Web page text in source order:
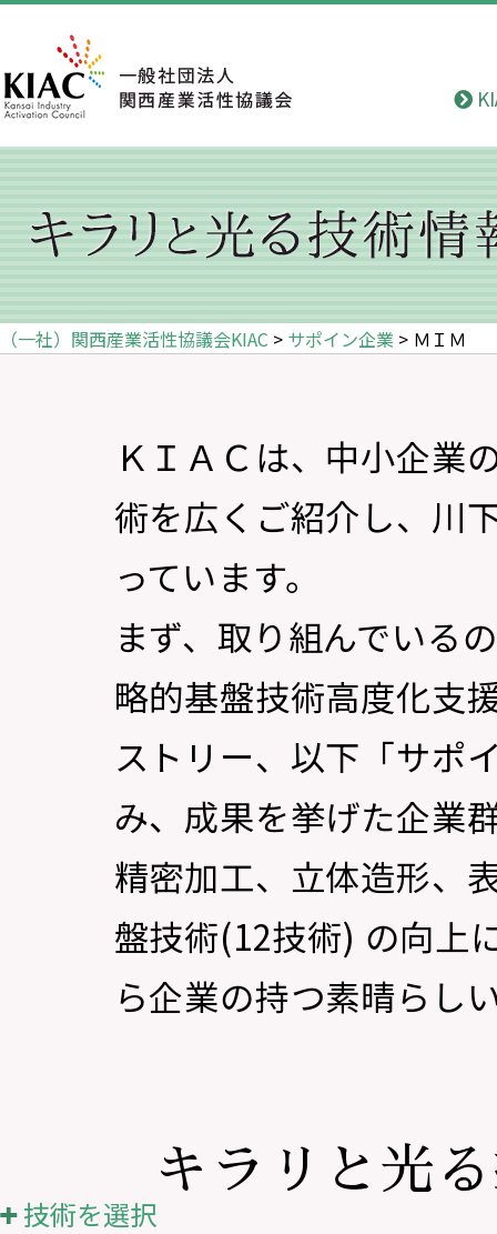
（一社）関西産業活性協議会KIAC > サポイン企業 > ＭＩＭ
ＫＩＡＣは、中小企業
術を広くご紹介し、川
っています。
まず、取り組んでいる
略的基盤技術高度化支
ストリー、以下「サポ
み、成果を挙げた企業
精密加工、立体造形、
盤技術(12技術) の向上
ら企業の持つ素晴らし
キラリと光
技術を選択